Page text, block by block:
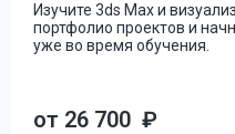
Изучите 3ds Max и
портфолио проектов и
уже во время обучения.
от 26 700 ₽